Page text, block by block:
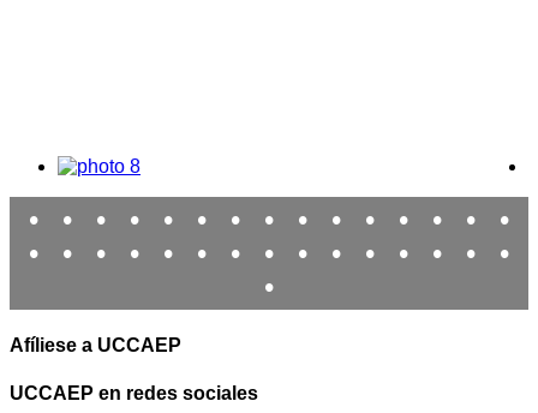
• • • • • • • • • • • • • •
•
•
• • • • • • • • • • • • •
•
•
Afíliese a UCCAEP
UCCAEP en redes sociales